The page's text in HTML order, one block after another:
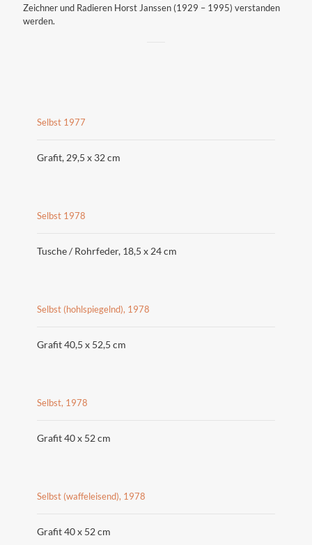
Zeichner und Radieren Horst Janssen (1929 – 1995) verstanden
werden.
Selbst 1977
Grafit, 29,5 x 32 cm
Selbst 1978
Tusche / Rohrfeder, 18,5 x 24 cm
Selbst (hohlspiegelnd), 1978
Grafit 40,5 x 52,5 cm
Selbst, 1978
Grafit 40 x 52 cm
Selbst (waffeleisend), 1978
Grafit 40 x 52 cm